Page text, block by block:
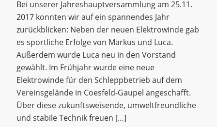
Bei unserer Jahreshauptversammlung am 25.11.
2017 konnten wir auf ein spannendes Jahr
zurückblicken: Neben der neuen Elektrowinde gab
es sportliche Erfolge von Markus und Luca.
Außerdem wurde Luca neu in den Vorstand
gewählt. Im Frühjahr wurde eine neue
Elektrowinde für den Schleppbetrieb auf dem
Vereinsgelände in Coesfeld-Gaupel angeschafft.
Über diese zukunftsweisende, umweltfreundliche
und stabile Technik freuen […]